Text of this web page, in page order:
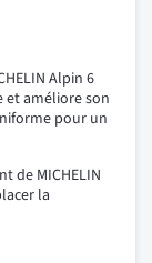
Alpin 6
et améliore son
pour un
de MICHELIN
la